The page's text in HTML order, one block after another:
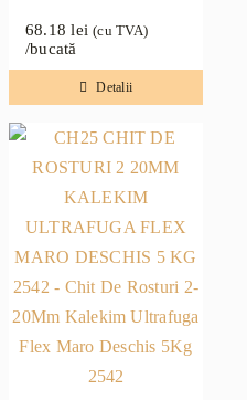
68.18lei (cu TVA)
/bucată
Detalii